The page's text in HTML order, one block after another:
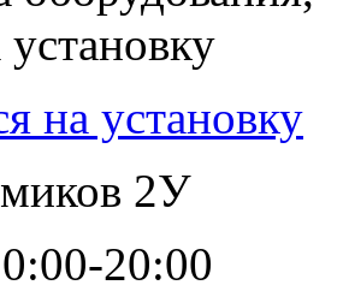
установку
на установку
2У
20:00